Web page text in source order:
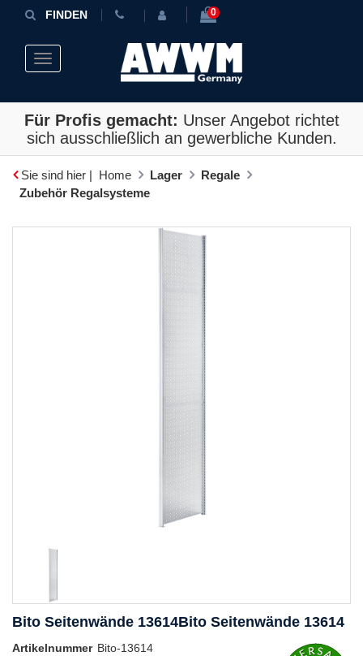
FINDEN 0
Toggle navigation
Für Profis gemacht: Unser Angebot richtet
sich ausschließlich an gewerbliche Kunden.
Sie sind hier | Home Lager
Regale
Zubehör Regalsysteme
Bito Seitenwände 13614Bito Seitenwände 13614
Artikelnummer Bito-13614